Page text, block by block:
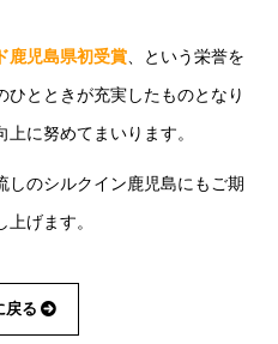
鹿児島県初受賞 、という栄誉を
とときが充実したものとなり
に努めてまいります。
しのシルクイン鹿児島にもご期
げます。
戻る